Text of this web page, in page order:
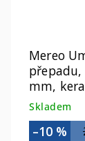
Mereo
přepadu,
mm,
Skladem
–10 %